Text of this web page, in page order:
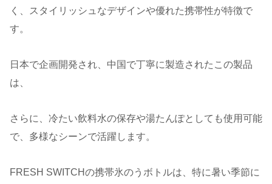
く、スタイリッシュなデザインや優れた携帯性が特徴で
す。
日本で企画開発され、中国で丁寧に製造されたこの製品
は、
さらに、冷たい飲料水の保存や湯たんぽとしても使用可能
で、多様なシーンで活躍します。
FRESH SWITCHの携帯氷のうボトルは、特に暑い季節に